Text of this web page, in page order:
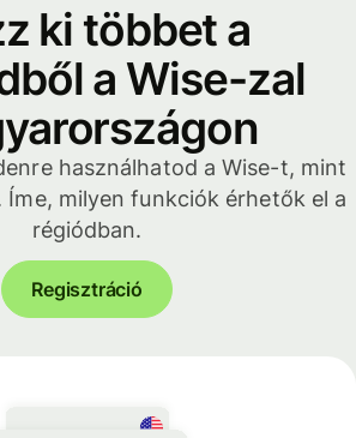
ki többet a
a Wise-zal
használhatod a Wise-t, mint
Íme, milyen funkciók érhetők el a
régiódban.
Regisztráció